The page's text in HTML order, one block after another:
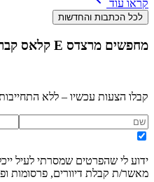
קראו עוד
לכל הכתבות והחדשות
מחפשים מרצדס E קלאס קבריו
קבלו הצעות עכשיו – ללא
ידוע לי שהפרטים שמסרתי לעיל
מאשר/ת קבלת דיוורים, פרסומות